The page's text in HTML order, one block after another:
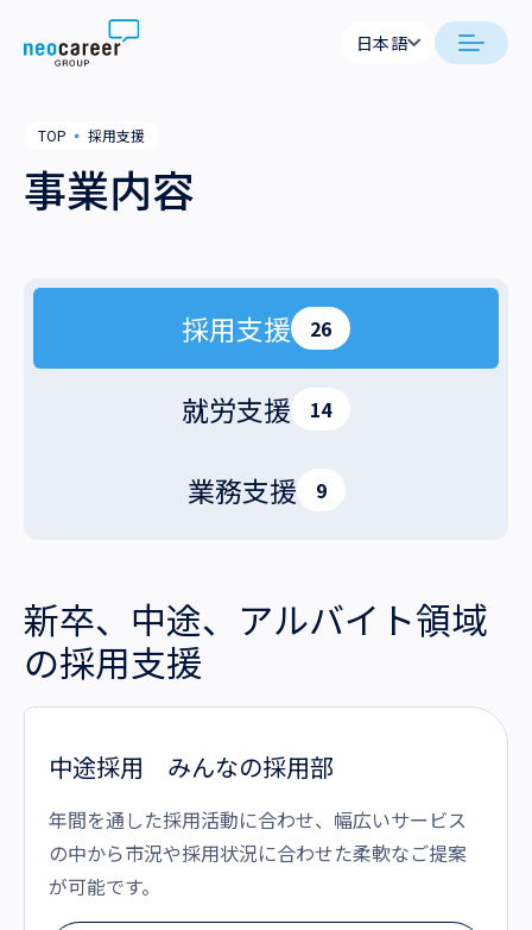
Skip to content
日本語
代表メッセージ
事業内容
業務支援
役員一覧
日本語
TOP ▪ 採用支援
事業内容
採用支援 26
就労支援 14
業務支援 9
新卒、中途、アルバイト領域
の採用支援
中途採用 みんなの採用部
年間を通した採用活動に合わせ、幅広いサービス
の中から市況や採用状況に合わせた柔軟なご提案
が可能です。